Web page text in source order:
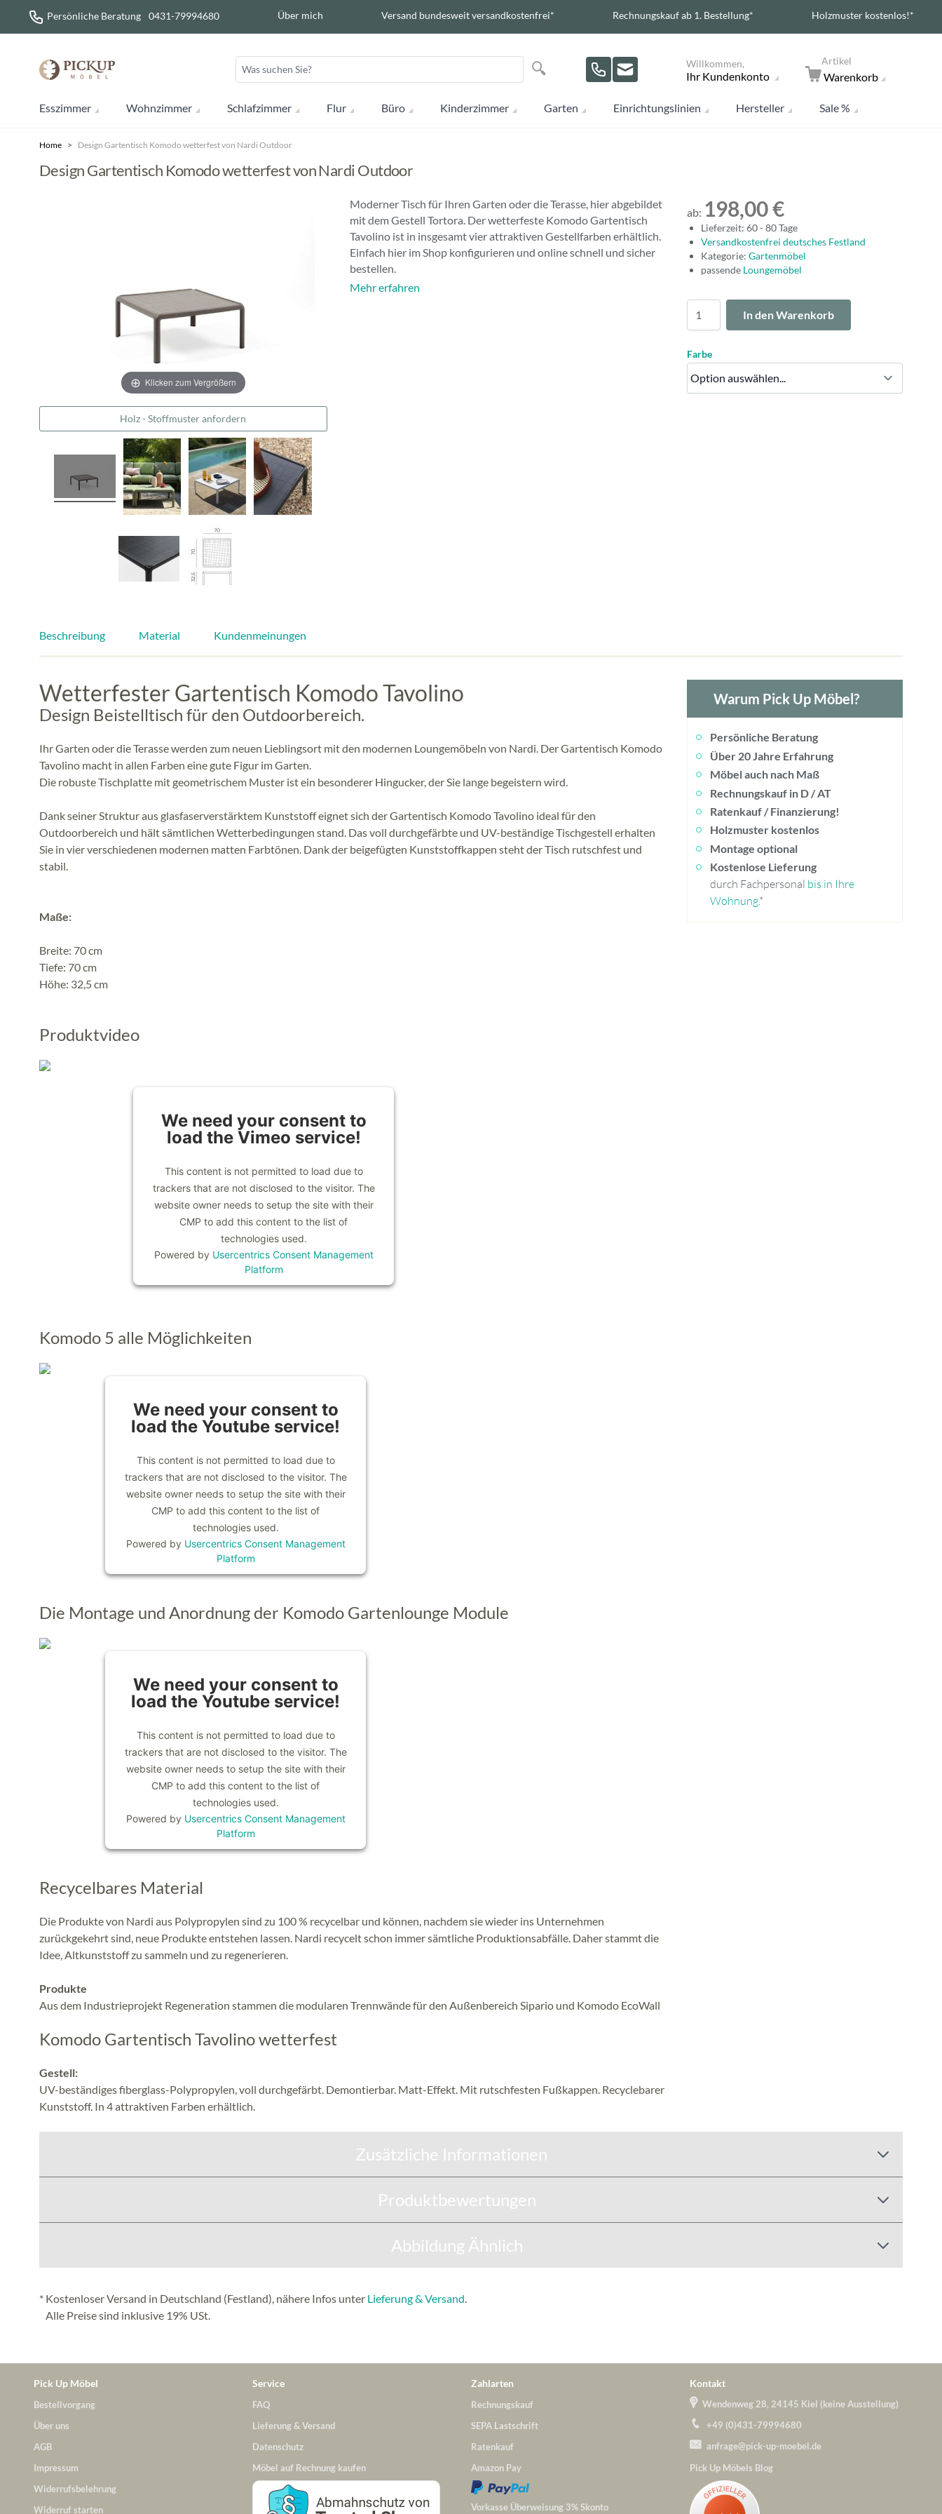
Direkt zum Inhalt
Persönliche Beratung 0431-79994680 Über mich Versand bundesweit versandkostenfrei* Rechnungskauf ab 1. Bestellung* Holzmuster kostenlos!*
Suche
Suche Willkommen,
Ihr Kundenkonto
Artikel
Warenkorb
Esszimmer Wohnzimmer Schlafzimmer Flur Büro Kinderzimmer Garten Einrichtungslinien Hersteller Sale %
Home > Design Gartentisch Komodo wetterfest von Nardi Outdoor
Design Gartentisch Komodo wetterfest von Nardi Outdoor
Klicken zum Vergrößern
Holz - Stoffmuster anfordern
Moderner Tisch für Ihren Garten oder die Terasse, hier abgebildet
mit dem Gestell Tortora. Der wetterfeste Komodo Gartentisch
Tavolino ist in insgesamt vier attraktiven Gestellfarben erhältlich.
Einfach hier im Shop konfigurieren und online schnell und sicher
bestellen.
Mehr erfahren
ab: 198,00 €
Lieferzeit: 60 - 80 Tage
Versandkostenfrei deutsches Festland
Kategorie: Gartenmöbel
passende Loungemöbel
In den Warenkorb
Farbe
Beschreibung Material Kundenmeinungen
Wetterfester Gartentisch Komodo Tavolino
Design Beistelltisch für den Outdoorbereich.
Ihr Garten oder die Terasse werden zum neuen Lieblingsort mit den modernen Loungemöbeln von Nardi. Der Gartentisch Komodo
Tavolino macht in allen Farben eine gute Figur im Garten.
Die robuste Tischplatte mit geometrischem Muster ist ein besonderer Hingucker, der Sie lange begeistern wird.
Dank seiner Struktur aus glasfaserverstärktem Kunststoff eignet sich der Gartentisch Komodo Tavolino ideal für den
Outdoorbereich und hält sämtlichen Wetterbedingungen stand. Das voll durchgefärbte und UV-beständige Tischgestell erhalten
Sie in vier verschiedenen modernen matten Farbtönen. Dank der beigefügten Kunststoffkappen steht der Tisch rutschfest und
stabil.
Maße:
Breite: 70 cm
Tiefe: 70 cm
Höhe: 32,5 cm
Produktvideo
We need your consent to
load the Vimeo service!
This content is not permitted to load due to
trackers that are not disclosed to the visitor. The
website owner needs to setup the site with their
CMP to add this content to the list of
technologies used.
Powered by Usercentrics Consent Management
Platform
Komodo 5 alle Möglichkeiten
We need your consent to
load the Youtube service!
This content is not permitted to load due to
trackers that are not disclosed to the visitor. The
website owner needs to setup the site with their
CMP to add this content to the list of
technologies used.
Powered by Usercentrics Consent Management
Platform
Die Montage und Anordnung der Komodo Gartenlounge Module
We need your consent to
load the Youtube service!
This content is not permitted to load due to
trackers that are not disclosed to the visitor. The
website owner needs to setup the site with their
CMP to add this content to the list of
technologies used.
Powered by Usercentrics Consent Management
Platform
Recycelbares Material
Die Produkte von Nardi aus Polypropylen sind zu 100 % recycelbar und können, nachdem sie wieder ins Unternehmen
zurückgekehrt sind, neue Produkte entstehen lassen. Nardi recycelt schon immer sämtliche Produktionsabfälle. Daher stammt die
Idee, Altkunststoff zu sammeln und zu regenerieren.
Produkte
Aus dem Industrieprojekt Regeneration stammen die modularen Trennwände für den Außenbereich Sipario und Komodo EcoWall
Komodo Gartentisch Tavolino wetterfest
Gestell:
UV-beständiges fiberglass-Polypropylen, voll durchgefärbt. Demontierbar. Matt-Effekt. Mit rutschfesten Fußkappen. Recyclebarer
Kunststoff. In 4 attraktiven Farben erhältlich.
Warum Pick Up Möbel?
Persönliche Beratung
Über 20 Jahre Erfahrung
Möbel auch nach Maß
Rechnungskauf in D / AT
Ratenkauf / Finanzierung!
Holzmuster kostenlos
Montage optional
Kostenlose Lieferung
durch Fachpersonal bis in Ihre
Wohnung.*
Zusätzliche Informationen
Produktbewertungen
Abbildung Ähnlich
* Kostenloser Versand in Deutschland (Festland), nähere Infos unter Lieferung & Versand.
Alle Preise sind inklusive 19% USt.
Pick Up Möbel
Bestellvorgang
Über uns
AGB
Impressum
Widerrufsbelehrung
Widerruf starten
Service
FAQ
Lieferung & Versand
Datenschutz
Möbel auf Rechnung kaufen
Zahlarten
Rechnungskauf
SEPA Lastschrift
Ratenkauf
Amazon Pay
Vorkasse Überweisung 3% Skonto
Kontakt
Wendenweg 28, 24145 Kiel (keine Ausstellung)
+49 (0)431-79994680
anfrage@pick-up-moebel.de
Pick Up Möbels Blog